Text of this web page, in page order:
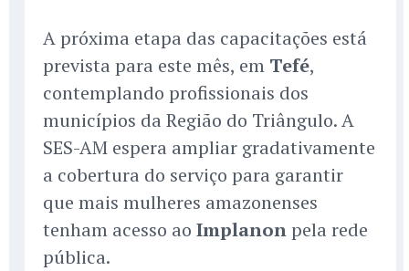
A próxima etapa das capacitações está
prevista para este mês, em Tefé,
contemplando profissionais dos
municípios da Região do Triângulo. A
SES-AM espera ampliar gradativamente
a cobertura do serviço para garantir
que mais mulheres amazonenses
tenham acesso ao Implanon pela rede
pública.